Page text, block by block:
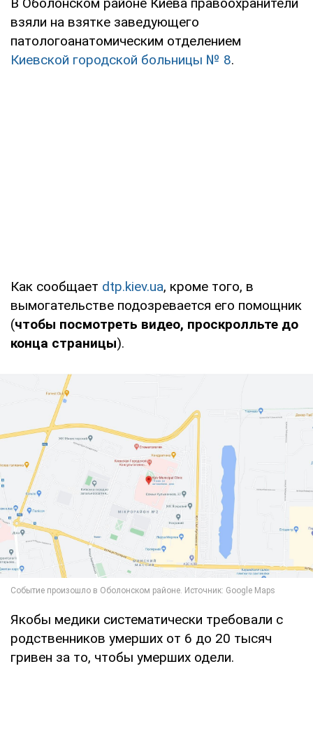
взяли на взятке заведующего
патологоанатомическим отделением
Киевской городской больницы № 8.
Как сообщает dtp.kiev.ua, кроме того, в
вымогательстве подозревается его помощник
(чтобы посмотреть видео, проскролльте до
конца страницы).
Якобы медики систематически требовали с
родственников умерших от 6 до 20 тысяч
гривен за то, чтобы умерших одели.